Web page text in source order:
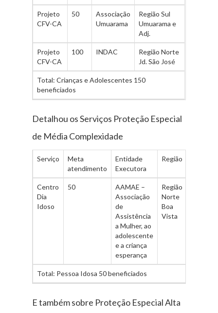
Projeto
CFV-CA
50
Associação
Umuarama
Região Sul
Umuarama e
Adj.
Projeto
CFV-CA
100 INDAC
Região Norte
Jd. São José
Total: Crianças e Adolescentes 150
beneficiados
Detalhou os Serviços Proteção Especial
de Média Complexidade
Serviço
Meta
atendimento
Entidade
Executora
Região
Centro
Dia
Idoso
50
AAMAE –
Associação
de
Assistência
a Mulher, ao
adolescente
e a criança
esperança
Região
Norte
Boa
Vista
Total: Pessoa Idosa 50 beneficiados
E também sobre Proteção Especial Alta